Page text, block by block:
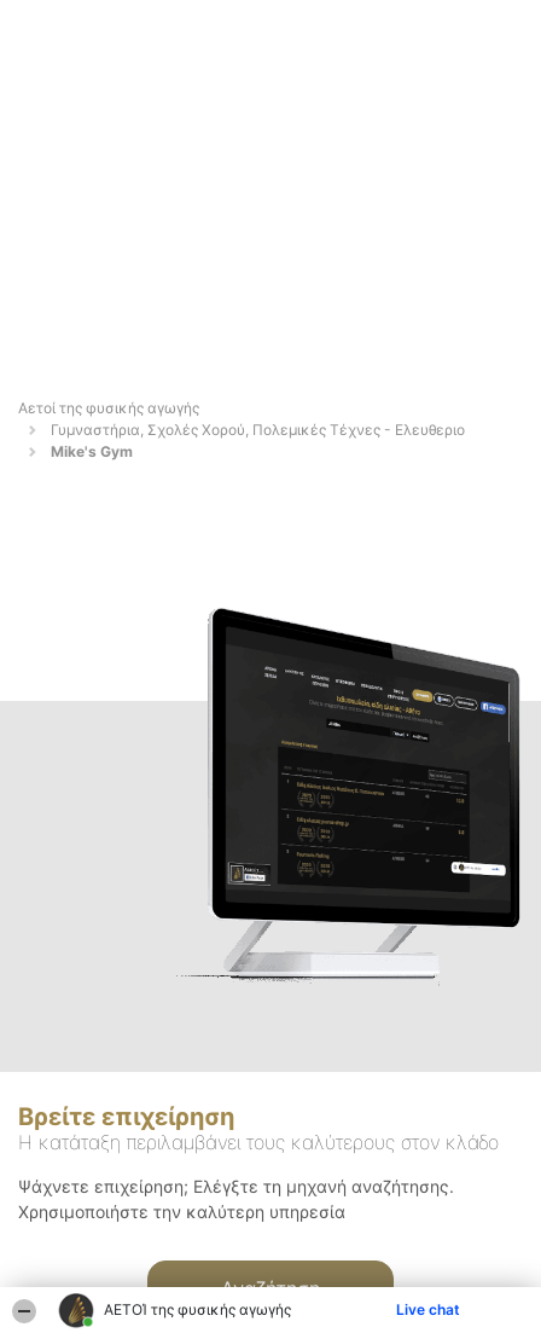
ΑΕΤΟΊ της φυσικής αγωγής Live chat
Αετοί της φυσικής αγωγής
Γυμναστήρια, Σχολές Χορού, Πολεμικές Τέχνες - Ελευθεριο
Mike's Gym
Βρείτε επιχείρηση
Η κατάταξη περιλαμβάνει τους καλύτερους στον κλάδο
Ψάχνετε επιχείρηση; Ελέγξτε τη μηχανή αναζήτησης.
Χρησιμοποιήστε την καλύτερη υπηρεσία
Αναζήτηση